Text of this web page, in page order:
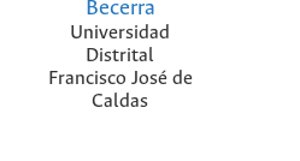
Becerra
Universidad
Distrital
Francisco José de
Caldas